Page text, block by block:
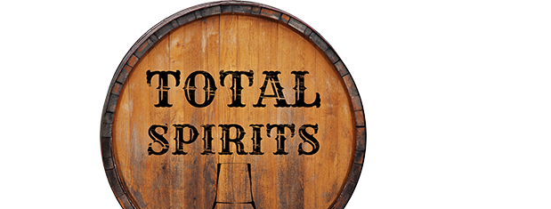
Todos los productos estan en stock. Despachamos a todo Chile.
|
Dalwhinnie
(43%vol. 700ml)